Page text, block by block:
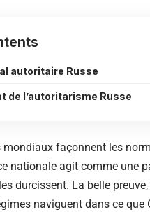
autoritaire Russe
de l’autoritarisme Russe
mondiaux façonnent les
nationale agit comme une
durcissent. La belle
naviguent dans ce que